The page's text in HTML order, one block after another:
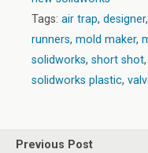
Tags: air trap, designer,
runners, mold maker,
solidworks, short shot,
solidworks plastic,
Previous Post